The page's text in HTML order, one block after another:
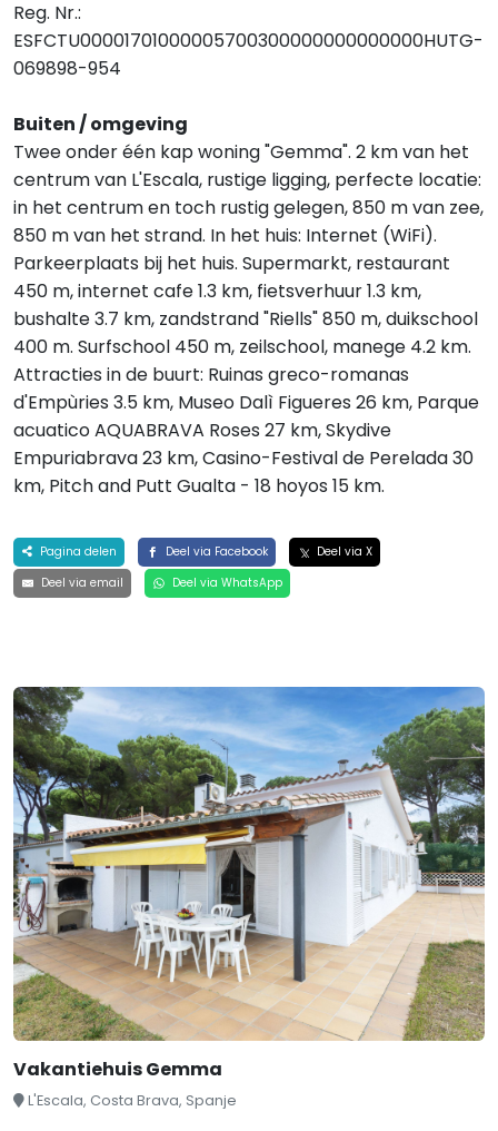
Reg. Nr.:
ESFCTU00001701000005700300000000000000HUTG-
069898-954
Buiten / omgeving
Twee onder één kap woning "Gemma". 2 km van het
centrum van L'Escala, rustige ligging, perfecte locatie:
in het centrum en toch rustig gelegen, 850 m van zee,
850 m van het strand. In het huis: Internet (WiFi).
Parkeerplaats bij het huis. Supermarkt, restaurant
450 m, internet cafe 1.3 km, fietsverhuur 1.3 km,
bushalte 3.7 km, zandstrand "Riells" 850 m, duikschool
400 m. Surfschool 450 m, zeilschool, manege 4.2 km.
Attracties in de buurt: Ruinas greco-romanas
d'Empùries 3.5 km, Museo Dalì Figueres 26 km, Parque
acuatico AQUABRAVA Roses 27 km, Skydive
Empuriabrava 23 km, Casino-Festival de Perelada 30
km, Pitch and Putt Gualta - 18 hoyos 15 km.
Pagina delen Deel via Facebook
Deel via X
Deel via email
Deel via WhatsApp
Vakantiehuis Gemma
L'Escala, Costa Brava, Spanje